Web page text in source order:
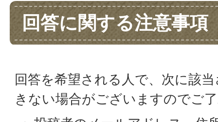
回答に関する注意事項
回答を希望される人で、次に該
きない場合がございますのでご